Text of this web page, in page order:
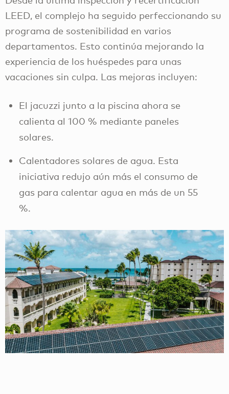
LEED, el complejo ha seguido perfeccionando su
programa de sostenibilidad en varios
departamentos. Esto continúa mejorando la
experiencia de los huéspedes para unas
vacaciones sin culpa. Las mejoras incluyen:
El jacuzzi junto a la piscina ahora se
calienta al 100 % mediante paneles
solares.
Calentadores solares de agua. Esta
iniciativa redujo aún más el consumo de
gas para calentar agua en más de un 55
%.